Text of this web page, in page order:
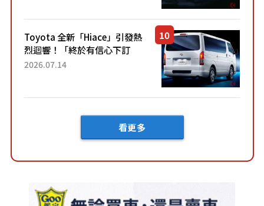
「三...
Toyota 全新「Hiace」引發熱
烈迴響！「終於有信心下訂
了！」「哪個等級交車最
車？...
2026.07.14
看更多